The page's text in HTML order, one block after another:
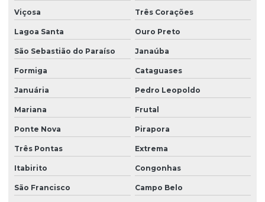
Viçosa Três Corações
Lagoa Santa Ouro Preto
São Sebastião do Paraíso Janaúba
Formiga Cataguases
Januária Pedro Leopoldo
Mariana Frutal
Ponte Nova Pirapora
Três Pontas Extrema
Itabirito Congonhas
São Francisco Campo Belo